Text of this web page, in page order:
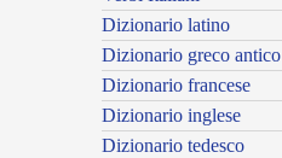
Dizionario latino
Dizionario greco antico
Dizionario francese
Dizionario inglese
Dizionario tedesco